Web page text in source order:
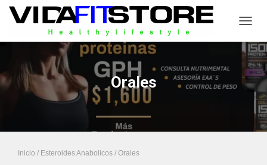
Orales
Inicio / Esteroides Anabolicos / Orales